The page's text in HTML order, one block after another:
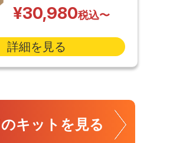
¥30,980税込〜
詳細を見る
キットを見る